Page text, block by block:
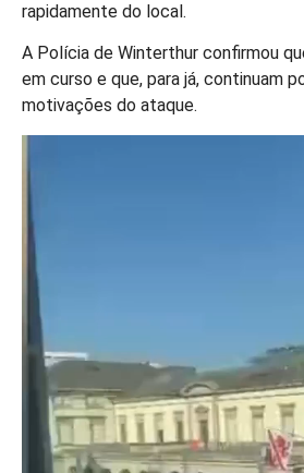
rapidamente do local.
A Polícia de Winterthur confirmou
em curso e que, para já, continuam
motivações do ataque.